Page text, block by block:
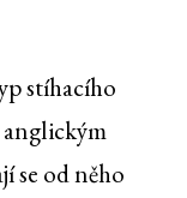
stíhacího
se od něho